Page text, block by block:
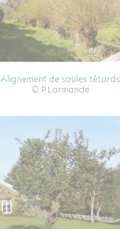
Alignement de saules têtards
© P.Larmande